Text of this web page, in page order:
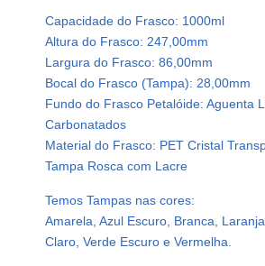
a
R
o
Capacidade do Frasco: 1000ml
Altura do Frasco: 247,00mm
Largura do Frasco: 86,00mm
Bocal do Frasco (Tampa): 28,00mm
Fundo do Frasco Petalóide: Aguenta
Carbonatados
Material do Frasco: PET Cristal
Tampa Rosca com Lacre
Temos Tampas nas cores:
Amarela, Azul Escuro, Branca,
Claro, Verde Escuro e Vermelha.